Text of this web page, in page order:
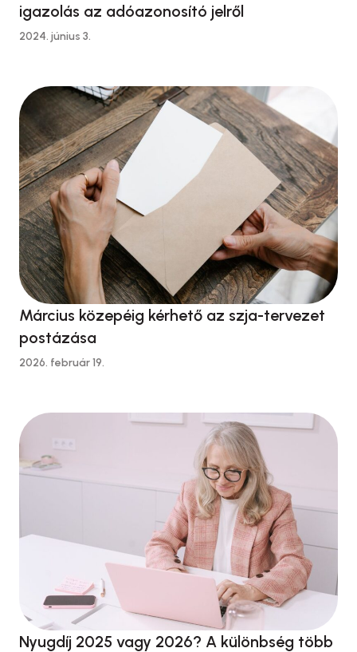
igazolás az adóazonosító jelről
2024. június 3.
Március közepéig kérhető az szja-tervezet
postázása
2026. február 19.
Nyugdíj 2025 vagy 2026? A különbség több